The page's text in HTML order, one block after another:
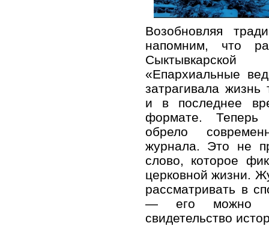
Возобновляя
напомним, что
«Епархиальные
затрагивала жизнь
и в последнее
формате. Теперь
обрело
журнала. Это не
слово, которое
церковной жизни.
рассматривать в
— его можно
свидетельство